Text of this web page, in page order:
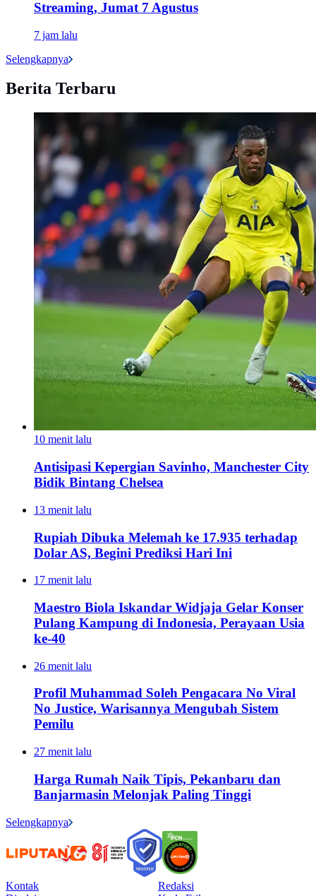
Streaming, Jumat 7 Agustus
7 jam lalu
Selengkapnya
Berita Terbaru
10 menit lalu
Antisipasi Kepergian Savinho, Manchester City
Bidik Bintang Chelsea
13 menit lalu
Rupiah Dibuka Melemah ke 17.935 terhadap
Dolar AS, Begini Prediksi Hari Ini
17 menit lalu
Maestro Biola Iskandar Widjaja Gelar Konser
Pulang Kampung di Indonesia, Perayaan Usia
ke-40
26 menit lalu
Profil Muhammad Soleh Pengacara No Viral
No Justice, Warisannya Mengubah Sistem
Pemilu
27 menit lalu
Harga Rumah Naik Tipis, Pekanbaru dan
Banjarmasin Melonjak Paling Tinggi
Selengkapnya
Kontak
Redaksi